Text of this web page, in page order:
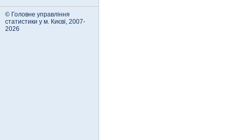
© Головне управління
статистики у м. Києві, 2007-
2026